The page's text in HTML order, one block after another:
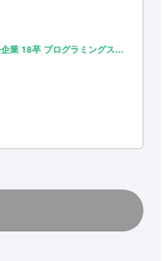
業 18卒 プログラミングスキルが身につく